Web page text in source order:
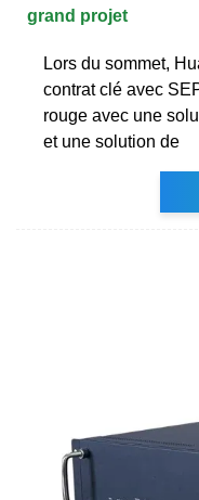
grand projet
Lors du sommet,
contrat clé avec
rouge avec une
et une solution de